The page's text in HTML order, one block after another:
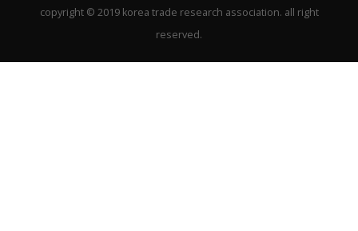
copyright © 2019 korea trade research association. all right
reserved.